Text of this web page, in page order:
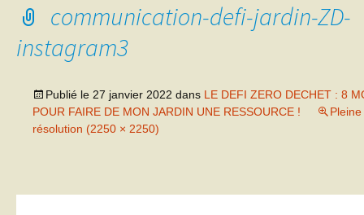
communication-defi-jardin-ZD-
instagram3
Publié le 27 janvier 2022 dans LE DEFI ZERO DECHET : 8
POUR FAIRE DE MON JARDIN UNE RESSOURCE !
Pleine
résolution (2250 × 2250)